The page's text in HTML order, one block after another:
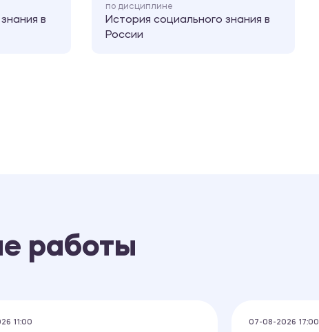
в
по дисциплине
История социального знания в
России
работы
11:00 07-08-2026 17:00